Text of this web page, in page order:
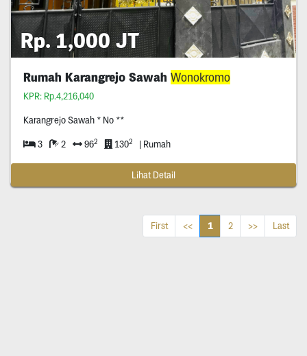
Rp. 1,000 JT
Rumah Karangrejo Sawah Wonokromo
KPR: Rp.4,216,040
Karangrejo Sawah * No **
3 2 962 1302 | Rumah
Lihat Detail
First << 1 2 >> Last